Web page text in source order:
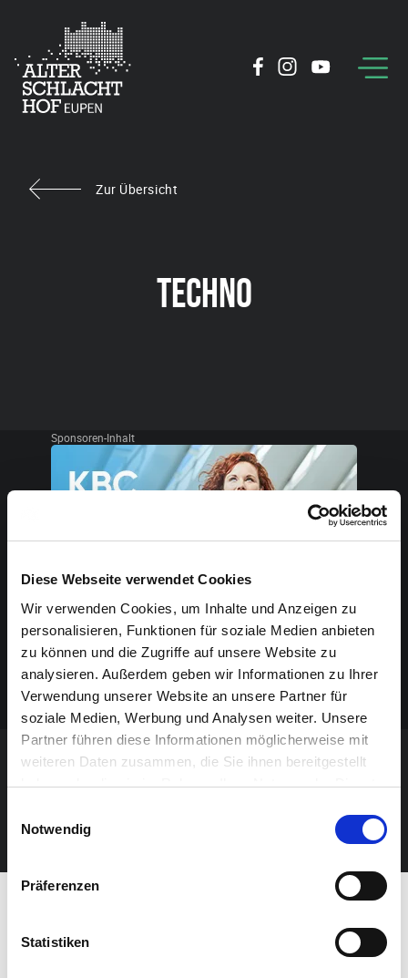
Diese Webseite verwendet Cookies
Wir verwenden Cookies, um Inhalte und Anzeigen zu
personalisieren, Funktionen für soziale Medien anbieten
zu können und die Zugriffe auf unsere Website zu
analysieren. Außerdem geben wir Informationen zu Ihrer
Verwendung unserer Website an unsere Partner für
soziale Medien, Werbung und Analysen weiter. Unsere
Partner führen diese Informationen möglicherweise mit
weiteren Daten zusammen, die Sie ihnen bereitgestellt
haben oder die sie im Rahmen Ihrer Nutzung der Dienste
Notwendig
Präferenzen
Statistiken
Zur Übersicht
TECHNO
Sponsoren-Inhalt
VERANSTALTUNG VERPASST?
JETZT UNSEREN NEWSLETTER ABONNIEREN